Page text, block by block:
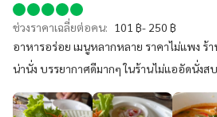
ช่วงราคาเฉลี่ยต่อคน: 101 ฿- 250 ฿
อาหารอร่อย เมนูหลากหลาย ราคาไม่แพง ร้
น่านั่ง บรรยากาศดีมากๆ ในร้านไม่แออัดนั่งส